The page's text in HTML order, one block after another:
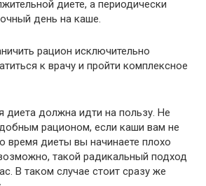
диете, а периодически
день на каше.
рацион исключительно
к врачу и пройти комплексное
диета должна идти на пользу. Не
рационом, если каши вам не
время диеты вы начинаете плохо
такой радикальный подход
В таком случае стоит сразу же